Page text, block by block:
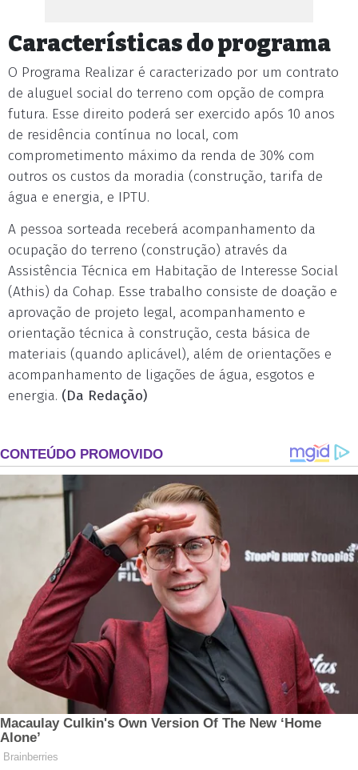
Características do programa
O Programa Realizar é caracterizado por um contrato
de aluguel social do terreno com opção de compra
futura. Esse direito poderá ser exercido após 10 anos
de residência contínua no local, com
comprometimento máximo da renda de 30% com
outros os custos da moradia (construção, tarifa de
água e energia, e IPTU.
A pessoa sorteada receberá acompanhamento da
ocupação do terreno (construção) através da
Assistência Técnica em Habitação de Interesse Social
(Athis) da Cohap. Esse trabalho consiste de doação e
aprovação de projeto legal, acompanhamento e
orientação técnica à construção, cesta básica de
materiais (quando aplicável), além de orientações e
acompanhamento de ligações de água, esgotos e
energia. (Da Redação)